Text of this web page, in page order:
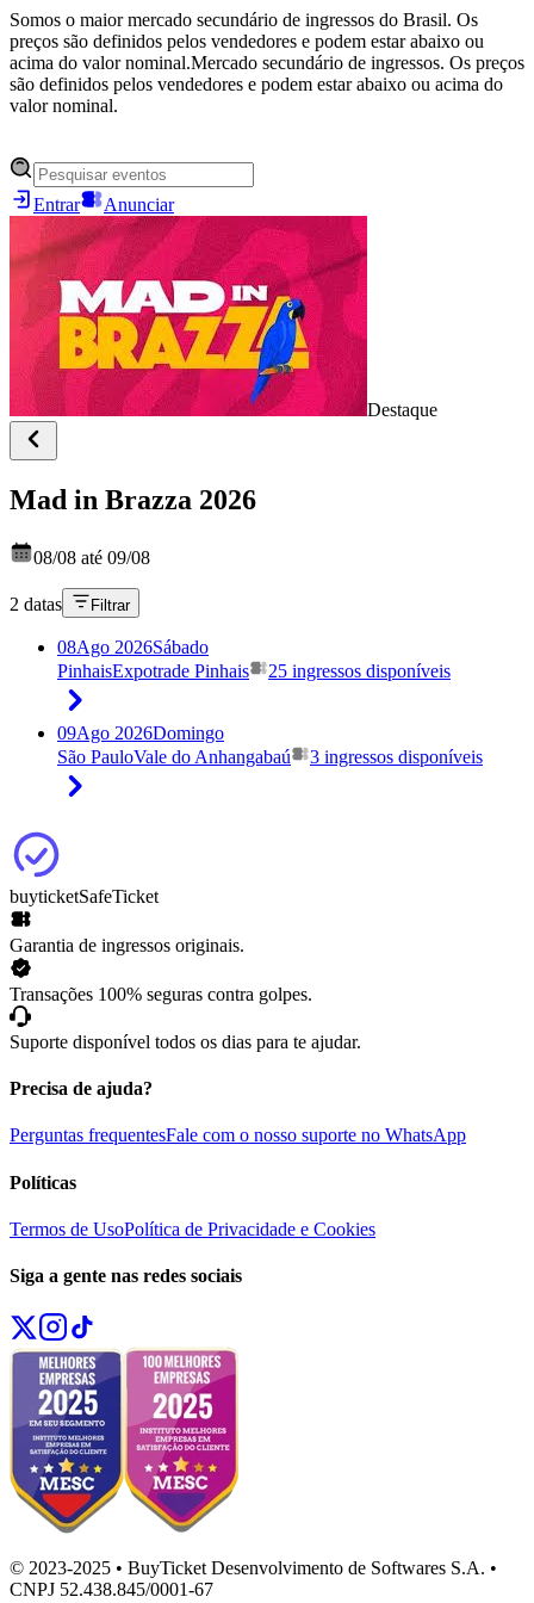
Somos o maior mercado secundário de ingressos do Brasil. Os
preços são definidos pelos vendedores e podem estar abaixo ou
acima do valor nominal.Mercado secundário de ingressos. Os preços
são definidos pelos vendedores e podem estar abaixo ou acima do
valor nominal.
Entrar Anunciar
Destaque
Mad in Brazza 2026
08/08 até 09/08
2 datas Filtrar
08Ago 2026Sábado
PinhaisExpotrade Pinhais 25 ingressos disponíveis
09Ago 2026Domingo
São PauloVale do Anhangabaú 3 ingressos disponíveis
buyticketSafeTicket
Garantia de ingressos originais.
Transações 100% seguras contra golpes.
Suporte disponível todos os dias para te ajudar.
Precisa de ajuda?
Perguntas frequentesFale com o nosso suporte no WhatsApp
Políticas
Termos de UsoPolítica de Privacidade e Cookies
Siga a gente nas redes sociais
© 2023-2025 • BuyTicket Desenvolvimento de Softwares S.A. •
CNPJ 52.438.845/0001-67